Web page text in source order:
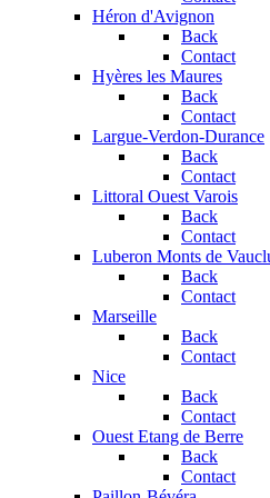
Héron d'Avignon
Back
Contact
Hyères les Maures
Back
Contact
Largue-Verdon-Durance
Back
Contact
Littoral Ouest Varois
Back
Contact
Luberon Monts de
Back
Contact
Marseille
Back
Contact
Nice
Back
Contact
Ouest Etang de Berre
Back
Contact